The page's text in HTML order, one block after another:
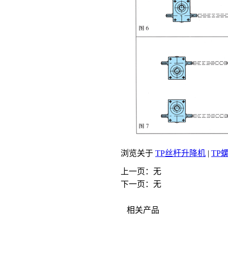
浏览关于 TP丝杆升降机 | TP
上一页：无
下一页：无
相关产品